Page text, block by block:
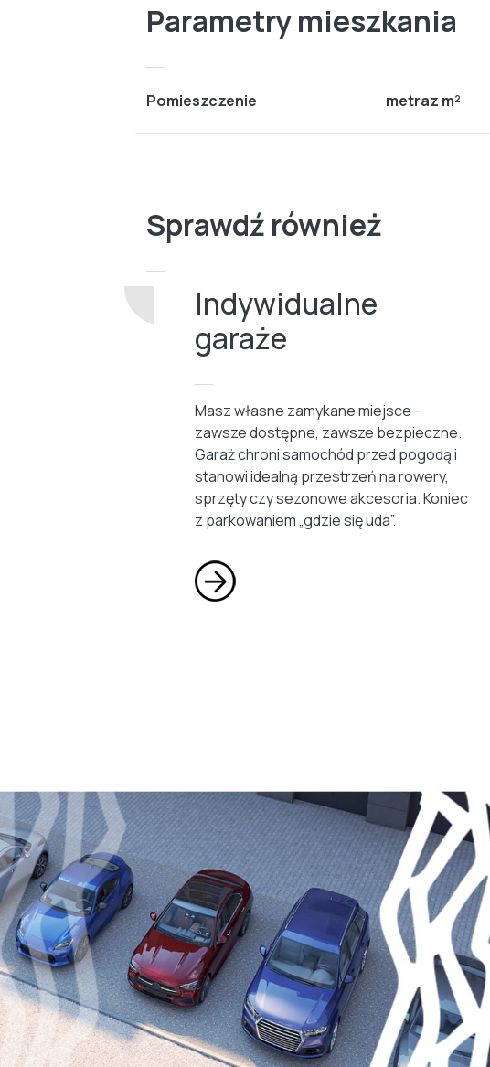
Parametry mieszkania
Pomieszczenie metraz m²
Sprawdź również
Indywidualne
garaże
Masz własne zamykane miejsce –
zawsze dostępne, zawsze bezpieczne.
Garaż chroni samochód przed pogodą i
stanowi idealną przestrzeń na rowery,
sprzęty czy sezonowe akcesoria. Koniec
z parkowaniem „gdzie się uda”.